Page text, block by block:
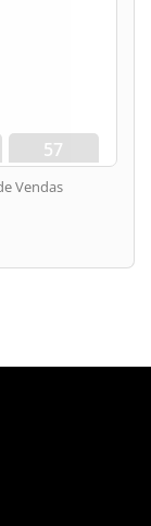
56
seg
Vendas